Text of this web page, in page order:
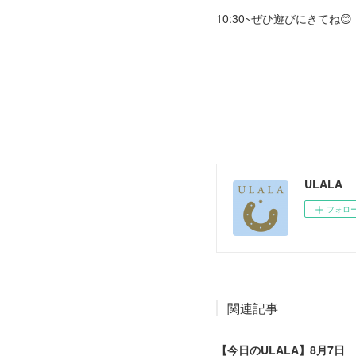
10:30~ぜひ遊びにきてね😊
ULALA
フォロ
関連記事
【今日のULALA】8月7日